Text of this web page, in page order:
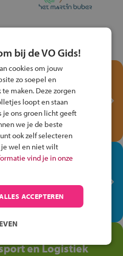
kennis met het
Veilig
Fiets Veilig Verkeersspel
Cortina-fiets!
ben je op je
via het vmbo jouw talent
waar elke dag
en Logistiek
bij de VO Gids!
cookies om jouw
zo soepel en
maken. Deze zorgen
loopt en staan
je ons groen licht geeft
we je de beste
ook zelf selecteren
wel en niet wilt
vind je in onze
ACCEPTEREN